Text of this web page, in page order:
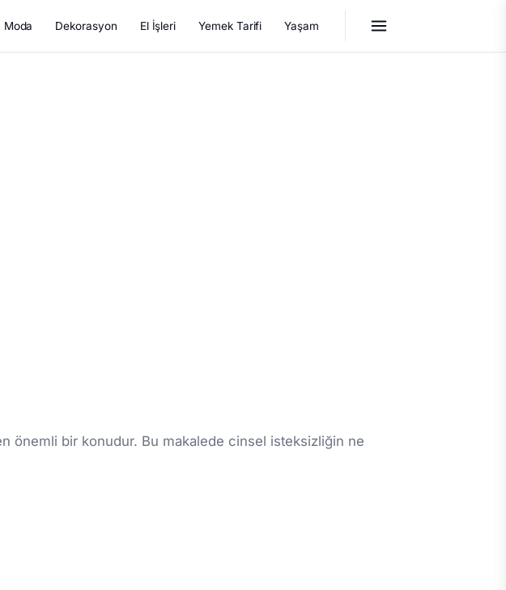
Moda Dekorasyon El İşleri Yemek Tarifi Yaşam
önemli bir konudur. Bu makalede cinsel isteksizliğin ne